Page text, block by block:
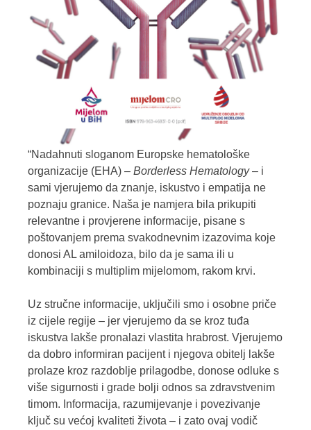
“Nadahnuti sloganom Europske hematološke
organizacije (EHA) – Borderless Hematology– i
sami vjerujemo da znanje, iskustvo i empatija ne
poznaju granice. Naša je namjera bila prikupiti
relevantne i provjerene informacije, pisane s
poštovanjem prema svakodnevnim izazovima koje
donosi AL amiloidoza, bilo da je sama ili u
kombinaciji s multiplim mijelomom, rakom krvi.
Uz stručne informacije, uključili smo i osobne priče
iz cijele regije – jer vjerujemo da se kroz tuđa
iskustva lakše pronalazi vlastita hrabrost. Vjerujemo
da dobro informiran pacijent i njegova obitelj lakše
prolaze kroz razdoblje prilagodbe, donose odluke s
više sigurnosti i grade bolji odnos sa zdravstvenim
timom. Informacija, razumijevanje i povezivanje
ključ su većoj kvaliteti života – i zato ovaj vodič